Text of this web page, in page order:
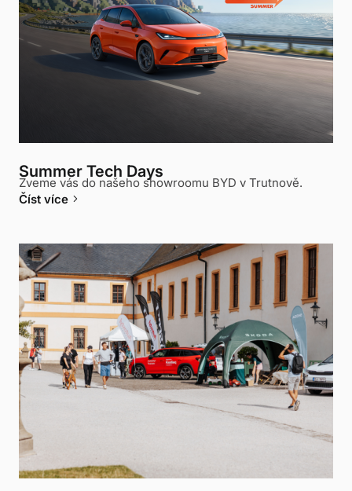
Summer Tech Days
Zveme vás do našeho showroomu BYD v Trutnově.
Číst více keyboard_arrow_right